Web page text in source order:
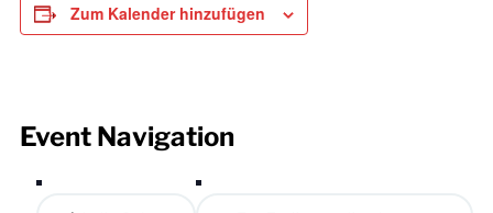
Zum Kalender hinzufügen
Event Navigation